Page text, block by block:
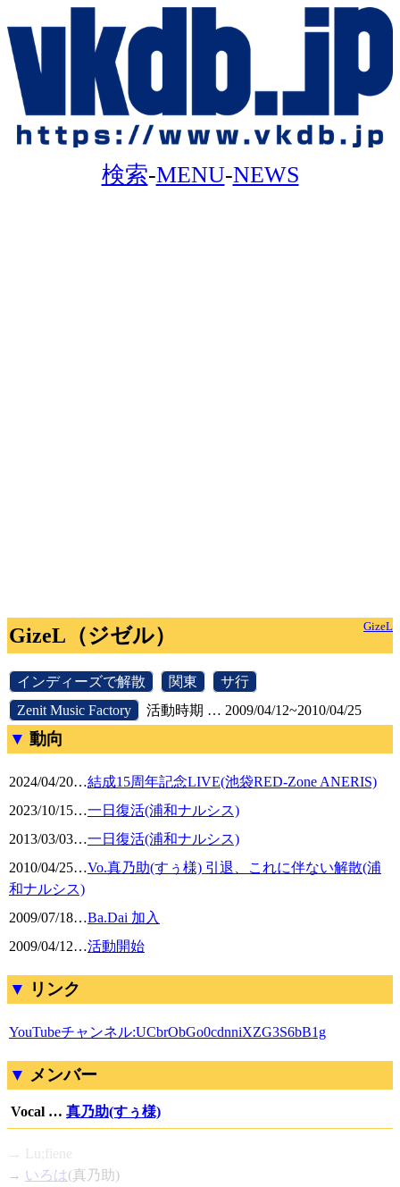
検索-MENU-NEWS
GizeL
GizeL（ジゼル）
インディーズで解散 関東 サ行
Zenit Music Factory 活動時期 … 2009/04/12~2010/04/25
動向
2024/04/20…結成15周年記念LIVE(池袋RED-Zone ANERIS)
2023/10/15…一日復活(浦和ナルシス)
2013/03/03…一日復活(浦和ナルシス)
2010/04/25…Vo.真乃助(すぅ様) 引退、これに伴ない解散(浦
和ナルシス)
2009/07/18…Ba.Dai 加入
2009/04/12…活動開始
リンク
YouTubeチャンネル:UCbrObGo0cdnniXZG3S6bB1g
メンバー
Vocal … 真乃助(すぅ様)
→ Lu;fiene
→ いろは(真乃助)